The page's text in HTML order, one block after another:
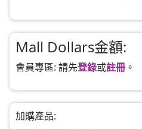
Mall Dollars金額:
會員專區: 請先登錄或註冊 。
加購產品: